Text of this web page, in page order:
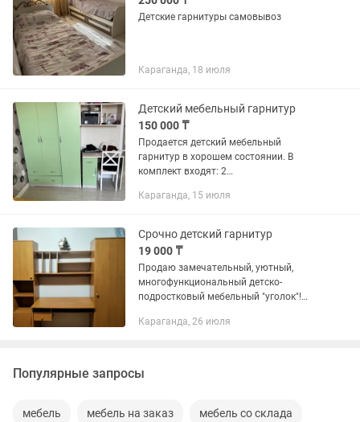
Детские гарнитуры самовывоз
Караганда, 18 июля
Детский мебельный гарнитур
150 000 ₸
Продается детский мебельный
гарнитур в хорошем состоянии. В
комплект входят: 2
Караганда, 15 июля
Срочно детский гарнитур
19 000 ₸
Продаю замечательный, уютный,
многофункциональный детско-
подростковый мебельный "уголок"!
Мебельный комплект
Караганда, 26 июля
Популярные запросы
мебель мебель на заказ мебель со склада